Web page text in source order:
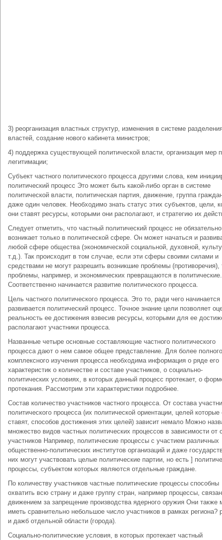
3) реорганизация властных структур, изменения в системе
властей, создание нового кабинета министров;
4) поддержка существующей политической власти, организация мер
легитимации;
Субъект частного политического процесса другими слова, кем
политический процесс Это может быть какой-либо орган в системе
политической власти, политическая партия, движение, группа
даже один человек. Необходимо знать статус этих субъектов, цели,
они ставят ресурсы, которыми они располагают, и стратегию их
Следует отметить, что частный политический процесс не обязательно
возникает только в политической сфере. Он может начаться и
любой сфере общества (экономической социальной, духовной,
т.д.). Так происходит в том случае, если эти сферы своими силами и
средствами не могут разрешить возникшие проблемы (противоречия),
проблемы, например, и экономических превращаются в политические.
Соответственно начинается развитие политического процесса.
Цель частного политического процесса. Это то, ради чего начинается
развивается политический процесс. Точное знание цели позволяет
реальность ее достижения взвесив ресурсы, которыми для ее
располагают участники процесса.
Названные четыре основные составляющие частного политического
процесса дают о нем самое общее представление. Для более
комплексного изучения процесса необходима информация о ряде его
характеристик о количестве и составе участников, о социально-
политических условиях, в которых данный процесс протекает, о
протекания. Рассмотрим эти характеристики подробнее.
Состав количество участников частного процесса. От состава
политического процесса (их политической ориентации, целей которые
ставят, способов достижения этих целей) зависит немало Можно
множество видов частных политических процессов в зависимости от
участников Например, политические процессы с участием различных
общественно-политических институтов организаций и даже
них могут участвовать целые политические партии, но есть ]
процессы, субъектом которых являются отдельные граждане.
По количеству участников частные политические процессы способны
охватить всю страну и даже группу стран, например процессы,
движением за запрещение производства ядерного оружия Они также
иметь сравнительно небольшое число участников в рамках региона?
и дажб отдельной области (города).
Социально-политические условия, в которых протекает частный